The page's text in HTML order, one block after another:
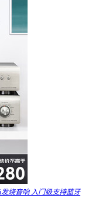
烧音响 入门级支持蓝牙